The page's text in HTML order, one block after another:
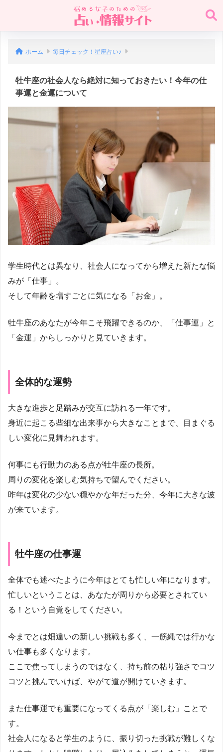
ホーム 毎日チェック！星座占い♪
牡牛座の社会人なら絶対に知っておきたい！今年の仕
事運と金運について
学生時代とは異なり、社会人になってから増えた新たな悩
みが「仕事」。
そして年齢を増すごとに気になる「お金」。
牡牛座のあなたが今年こそ飛躍できるのか、「仕事運」と
「金運」からしっかりと見ていきます。
全体的な運勢
大きな進歩と足踏みが交互に訪れる一年です。
身近に起こる些細な出来事から大きなことまで、目まぐる
しい変化に見舞われます。
何事にも行動力のある点が牡牛座の長所。
周りの変化を楽しむ気持ちで望んでください。
昨年は変化の少ない穏やかな年だった分、今年に大きな波
が来ています。
牡牛座の仕事運
全体でも述べたように今年はとても忙しい年になります。
忙しいということは、あなたが周りから必要とされてい
る！という自覚をしてください。
今までとは畑違いの新しい挑戦も多く、一筋縄では行かな
い仕事も多くなります。
ここで焦ってしまうのではなく、持ち前の粘り強さでコツ
コツと挑んでいけば、やがて道が開けていきます。
また仕事運でも重要になってくる点が「楽しむ」ことで
す。
社会人になると学生のように、振り切った挑戦が難しくな